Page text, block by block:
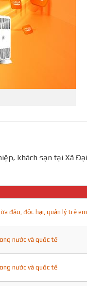
khách sạn tại Xã
đảo, độc hại, quản lý trẻ em
nước và quốc tế
nước và quốc tế